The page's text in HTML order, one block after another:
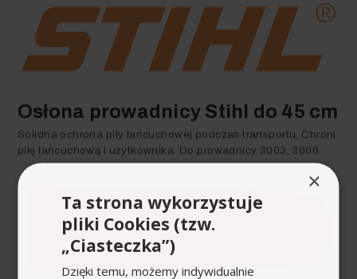
Osłona prowadnicy Stihl do 45 cm
Solidna ochrona piły łańcuchowej podczas transportu. Chroni
piłę łańcuchową i użytkownika. Do prowadnicy 3003, 3006.
×
Ta strona wykorzystuje
pliki Cookies (tzw.
„Ciasteczka”)
Dzięki temu, możemy indywidualnie